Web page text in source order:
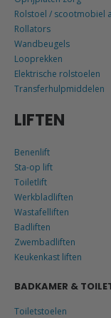
Rolstoel / scootmobiel
Rollators
Wandbeugels
Looprekken
Elektrische rolstoelen
Transferhulpmiddelen
LIFTEN
Benenlift
Sta-op lift
Toiletlift
Werkbladliften
Wastafelliften
Badliften
Zwembadliften
Keukenkast liften
BADKAMER &
Toiletstoelen